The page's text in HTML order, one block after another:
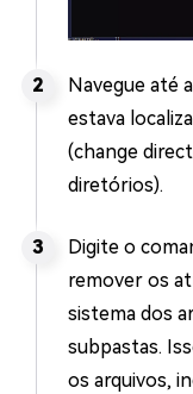
Navegue até
estava
(change
diretórios).
Digite o
remover os
sistema dos
subpastas.
os arquivos,